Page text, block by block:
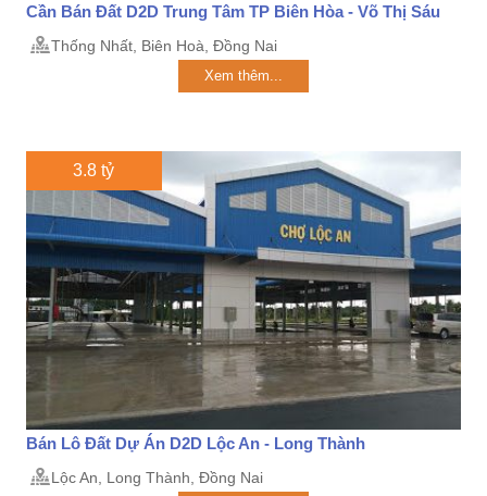
Cần Bán Đất D2D Trung Tâm TP Biên Hòa - Võ Thị Sáu
Thống Nhất, Biên Hoà, Đồng Nai
Xem thêm...
3.8 tỷ
Bán Lô Đất Dự Án D2D Lộc An - Long Thành
Lộc An, Long Thành, Đồng Nai